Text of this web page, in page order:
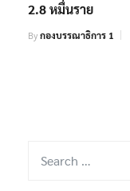
2.8 หมื่นราย
Byกองบรรณาธิการ 1